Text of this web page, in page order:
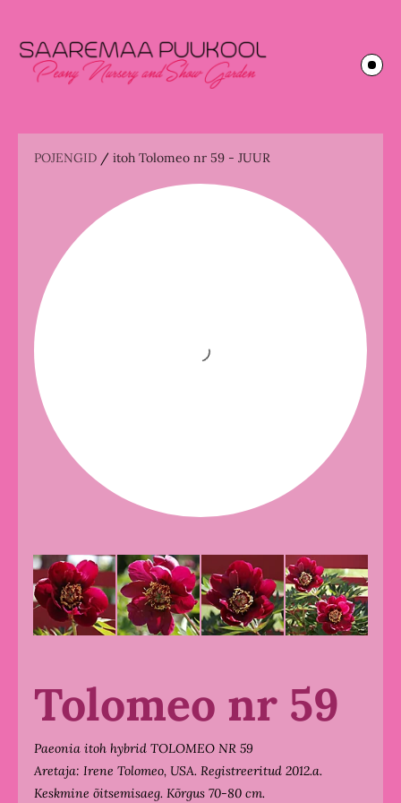
POJENGID / itoh Tolomeo nr 59 - JUUR
Tolomeo nr 59
Paeonia itoh hybrid TOLOMEO NR 59
Aretaja: Irene Tolomeo, USA. Registreeritud 2012.a.
Keskmine õitsemisaeg. Kõrgus 70-80 cm.